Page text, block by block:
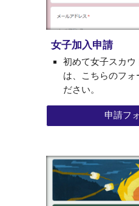
女子加入申請
初めて女子スカウ
は、こちらのフォ
ださい。
申請フ